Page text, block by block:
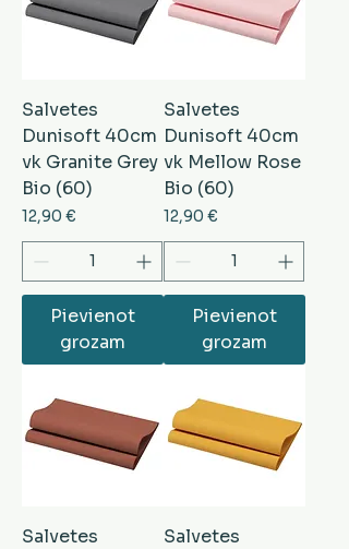
Salvetes
Dunisoft 40cm
vk Granite Grey
Bio (60)
Cena
12,90 €
Pievienot
grozam
Salvetes
Dunisoft 40cm
vk Mellow Rose
Bio (60)
Cena
12,90 €
Pievienot
grozam
Salvetes
Salvetes